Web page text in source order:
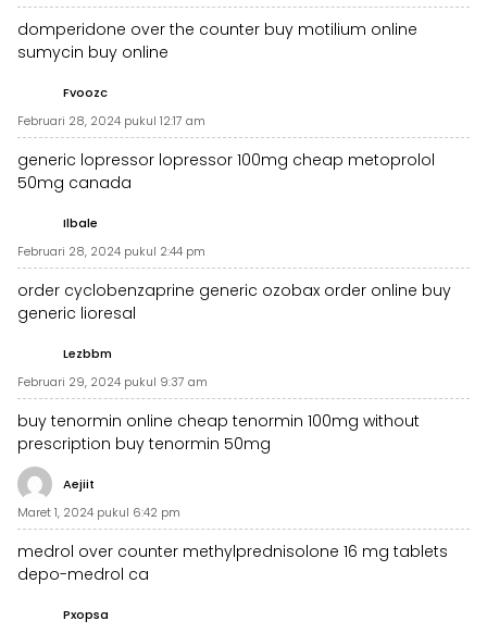
domperidone over the counter buy motilium online
sumycin buy online
Fvoozc
Februari 28, 2024 pukul 12:17 am
generic lopressor lopressor 100mg cheap metoprolol
50mg canada
Ilbale
Februari 28, 2024 pukul 2:44 pm
order cyclobenzaprine generic ozobax order online buy
generic lioresal
Lezbbm
Februari 29, 2024 pukul 9:37 am
buy tenormin online cheap tenormin 100mg without
prescription buy tenormin 50mg
Aejiit
Maret 1, 2024 pukul 6:42 pm
medrol over counter methylprednisolone 16 mg tablets
depo-medrol ca
Pxopsa